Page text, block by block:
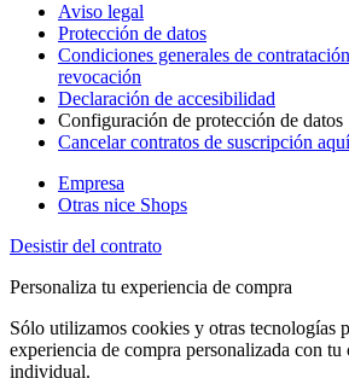
Aviso legal
Protección de datos
Condiciones generales de
revocación
Declaración de accesibilidad
Configuración de protección de datos
Cancelar contratos de suscripción aquí
Empresa
Otras nice Shops
Desistir del contrato
Personaliza tu experiencia de compra
Sólo utilizamos cookies y otras tecnologías
experiencia de compra personalizada con tu
individual.